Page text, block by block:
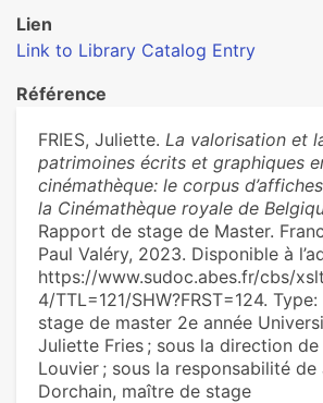
Lien
Link to Library Catalog Entry
Référence
FRIES, Juliette. La valorisation et
patrimoines écrits et graphiques
cinémathèque: le corpus
la Cinémathèque royale de
Rapport de stage de Master.
Paul Valéry, 2023. Disponible à
https://www.sudoc.abes.fr/cbs/
4/TTL=121/SHW?FRST=124.
stage de master 2e année
Juliette Fries ; sous la direction
Louvier ; sous la responsabilité de
Dorchain, maître de stage